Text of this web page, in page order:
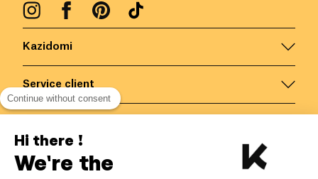
Kazidomi
Service client
Belgique/FR
Continue without consent
Hi there !
We're the